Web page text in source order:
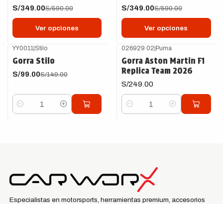
S/349.00S/590.00
Ver opciones
S/349.00S/590.00
Ver opciones
YY0011 |Stilo
Gorra Stilo
S/99.00S/149.00
Cantidad
026929 02|Puma
Gorra Aston Martin F1
Replica Team 2026
S/249.00
Cantidad
Especialistas en motorsports, herramientas premium, accesorios